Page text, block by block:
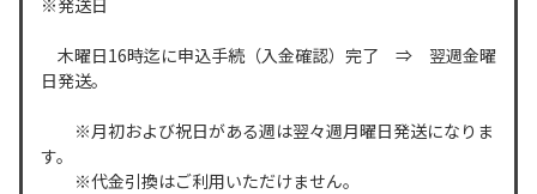
木曜日16時迄に申込手続（入金確認）完了 ⇒ 翌週金曜
日発送。
※月初および祝日がある週は翌々週月曜日発送になりま
す。
※代金引換はご利用いただけません。